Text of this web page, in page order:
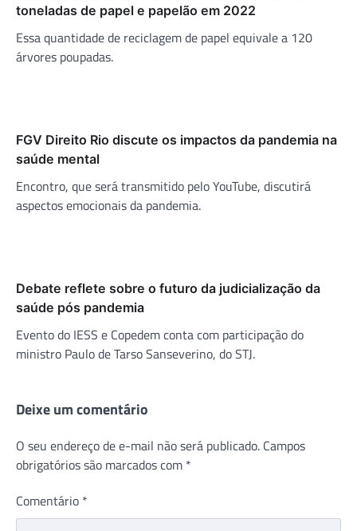
toneladas de papel e papelão em 2022
Essa quantidade de reciclagem de papel equivale a 120
árvores poupadas.
FGV Direito Rio discute os impactos da pandemia na
saúde mental
Encontro, que será transmitido pelo YouTube, discutirá
aspectos emocionais da pandemia.
Debate reflete sobre o futuro da judicialização da
saúde pós pandemia
Evento do IESS e Copedem conta com participação do
ministro Paulo de Tarso Sanseverino, do STJ.
Deixe um comentário
O seu endereço de e-mail não será publicado. Campos
obrigatórios são marcados com *
Comentário *